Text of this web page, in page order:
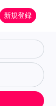
新規登録